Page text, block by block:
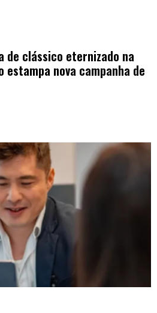
clássico eternizado na
estampa nova campanha de